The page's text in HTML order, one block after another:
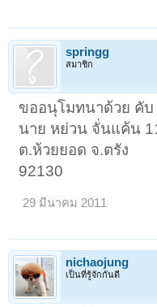
springg
สมาชิก
ขออนุโมทนาด้วย คับ
นาย หย่วน จั่นแค้น
ต.ห้วยยอด จ.ตรัง
92130
29 มีนาคม 2011
nichaojung
เป็นที่รู้จักกันดี